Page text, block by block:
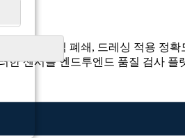
서는 조직 폐쇄, 드레싱 적용 정확
한 센서를 엔드투엔드 품질 검사